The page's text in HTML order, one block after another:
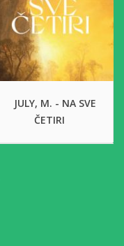
JULY, M. - NA SVE
ČETIRI